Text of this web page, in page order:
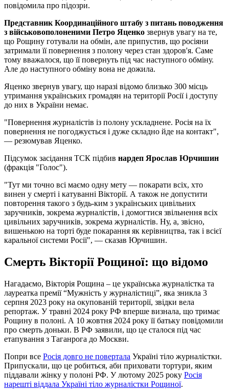
повідомила про підозри.
Представник Координаційного штабу з питань поводження
з військовополоненими Петро Яценко звернув увагу на те,
що Рощину готували на обмін, але припустив, що росіяни
затримали її повернення з полону через стан здоров'я. Саме
тому вважалося, що її повернуть під час наступного обміну.
Але до наступного обміну вона не дожила.
Яценко звернув увагу, що наразі відомо близько 300 місць
утримання українських громадян на території Росії і доступу
до них в України немає.
"Повернення журналістів із полону ускладнене. Росія на їх
повернення не погоджується і дуже складно йде на контакт",
— резюмував Яценко.
Підсумок засідання ТСК підбив нардеп Ярослав Юрчишин
(фракція "Голос").
"Тут ми точно всі маємо одну мету — покарати всіх, хто
винен у смерті і катуванні Вікторії. А також не допустити
повторення такого з будь-ким з українських цивільних
заручників, зокрема журналістів, і домогтися звільнення всіх
цивільних заручників, зокрема журналістів. Ну, а, звісно,
вишенькою на торті буде покарання як керівництва, так і всієї
каральної системи Росії", — сказав Юрчишин.
Смерть Вікторії Рощиної: що відомо
Нагадаємо, Вікторія Рощина – це українська журналістка та
лауреатка премії “Мужність у журналістиці”, яка зникла 3
серпня 2023 року на окупованій території, звідки вела
репортаж. У травні 2024 року РФ вперше визнала, що тримає
Рощину в полоні. А 10 жовтня 2024 року її батьку повідомили
про смерть доньки. В РФ заявили, що це сталося під час
етапування з Таганрога до Москви.
Попри все Росія довго не повертала Україні тіло журналістки.
Припускали, що це робиться, аби приховати тортури, яким
піддавали жінку у полоні РФ. У лютому 2025 року Росія
нарешті віддала Україні тіло журналістки Рощиної.